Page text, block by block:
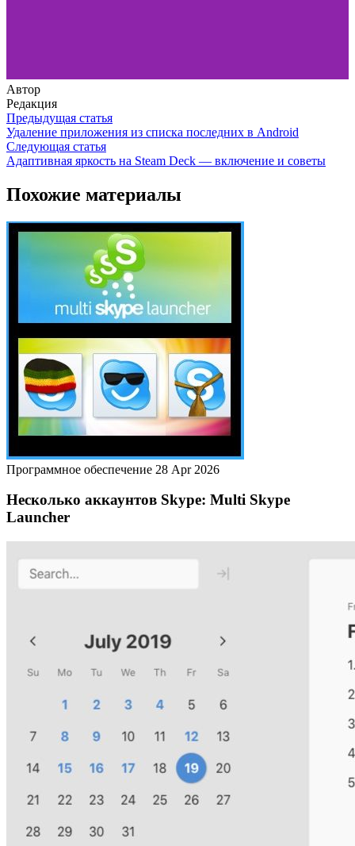
Автор
Редакция
Предыдущая статья
Удаление приложения из списка последних в Android
Следующая статья
Адаптивная яркость на Steam Deck — включение и советы
Похожие материалы
Программное обеспечение 28 Apr 2026
Несколько аккаунтов Skype: Multi Skype
Launcher